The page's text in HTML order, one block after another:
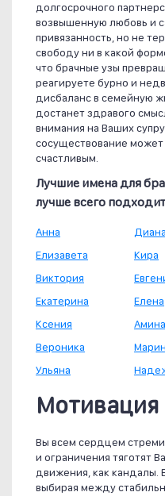
долгосрочного
возвышенную любовь и
привязанность, но не
свободу ни в какой
что брачные узы
реагируете бурно и
дисбаланс в семейную
достанет здравого
внимания на Ваших
сосуществование
счастливым.
Лучшие имена для
лучше всего
Анна
Елизавета
Виктория
Екатерина
Ксения
Вероника
Ульяна
Диана
Кира
Елена
Амина
Мотивация
Вы всем сердцем
и ограничения тяготят
движения, как кандалы.
выбирая между